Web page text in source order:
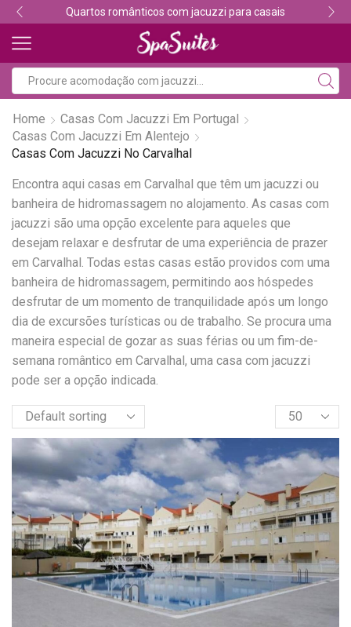
Quartos românticos com jacuzzi para casais
Home
Casas Com Jacuzzi Em Portugal
Casas Com Jacuzzi Em Alentejo
Casas Com Jacuzzi No Carvalhal
Encontra aqui casas em Carvalhal que têm um jacuzzi ou
banheira de hidromassagem no alojamento. As casas com
jacuzzi são uma opção excelente para aqueles que
desejam relaxar e desfrutar de uma experiência de prazer
em Carvalhal. Todas estas casas estão providos com uma
banheira de hidromassagem, permitindo aos hóspedes
desfrutar de um momento de tranquilidade após um longo
dia de excursões turísticas ou de trabalho. Se procura uma
maneira especial de gozar as suas férias ou um fim-de-
semana romântico em Carvalhal, uma casa com jacuzzi
pode ser a opção indicada.